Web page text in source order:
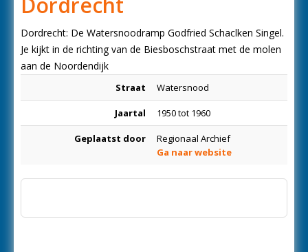
Dordrecht: De Watersnoodramp Godfried Schaclken Singel.
Je kijkt in de richting van de Biesboschstraat met de molen
aan de Noordendijk
Straat Watersnood
Jaartal 1950 tot 1960
Geplaatst door
Regionaal Archief
Ga naar website